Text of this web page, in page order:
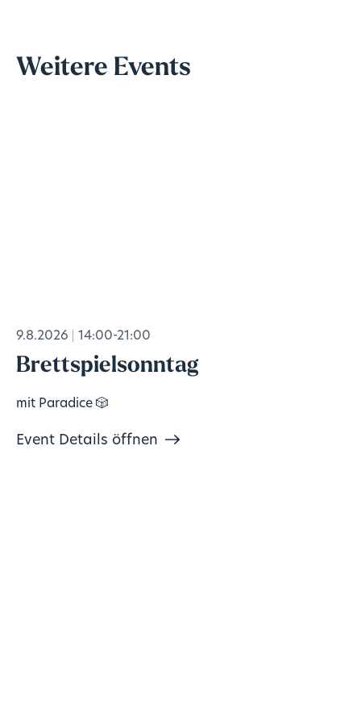
Weitere Events
9.8.2026 14:00-21:00
Brettspielsonntag
mit Paradice 🎲
Event Details öffnen